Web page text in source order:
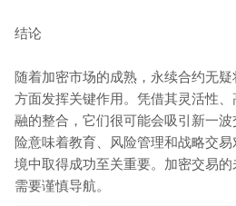
结论
随着加密市场的成熟，永续合约无
方面发挥关键作用。凭借其灵活性
融的整合，它们很可能会吸引新一
险意味着教育、风险管理和战略交
境中取得成功至关重要。加密交易
需要谨慎导航。